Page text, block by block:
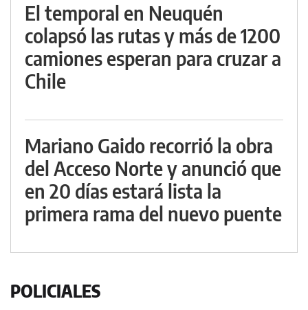
El temporal en Neuquén
colapsó las rutas y más de 1200
camiones esperan para cruzar a
Chile
Mariano Gaido recorrió la obra
del Acceso Norte y anunció que
en 20 días estará lista la
primera rama del nuevo puente
POLICIALES